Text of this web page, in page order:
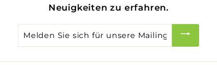
Neuigkeiten zu erfahren.
Melden